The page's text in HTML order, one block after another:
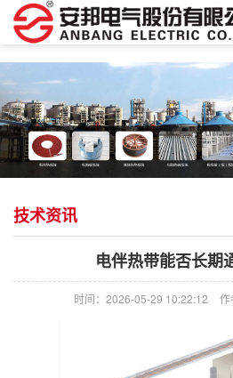
技术资讯
电伴热带能否长期
时间：2026-05-29 10:22:12 作